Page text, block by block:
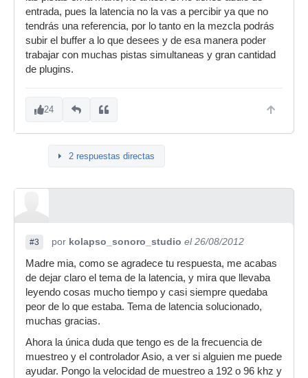
entrada, pues la latencia no la vas a percibir ya que no
tendrás una referencia, por lo tanto en la mezcla podrás
subir el buffer a lo que desees y de esa manera poder
trabajar con muchas pistas simultaneas y gran cantidad
de plugins.
24
2 respuestas directas
#3 por kolapso_sonoro_studio el 26/08/2012
Madre mia, como se agradece tu respuesta, me acabas
de dejar claro el tema de la latencia, y mira que llevaba
leyendo cosas mucho tiempo y casi siempre quedaba
peor de lo que estaba. Tema de latencia solucionado,
muchas gracias.
Ahora la única duda que tengo es de la frecuencia de
muestreo y el controlador Asio, a ver si alguien me puede
ayudar. Pongo la velocidad de muestreo a 192 o 96 khz y